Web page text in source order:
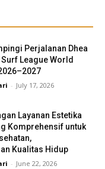
Perjalanan Dhea
League World
- July 17, 2026
Layanan Estetika
Komprehensif untuk
Kualitas Hidup
- June 22, 2026